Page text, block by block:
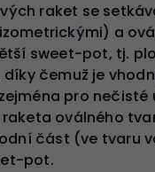
raket se
a
sweet-pot, tj.
čemuž je
pro nečisté
oválného
část (ve tvaru
pot.